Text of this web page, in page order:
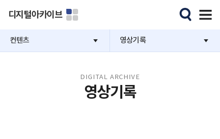
디지털아카이브
컨텐츠 영상기록
DIGITAL ARCHIVE
영상기록